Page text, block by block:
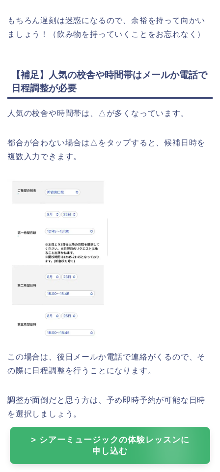
もちろん遅刻は迷惑になるので、余裕を持って向かい
ましょう！（飲み物を持っていくことをお忘れなく）
【補足】人気の校舎や時間帯はメールか電話で
日程調整が必要
人気の校舎や時間帯は、△が多くなっています。
都合が合わない場合は△をタップすると、候補日時を
複数入力できます。
この場合は、後日メールか電話で連絡がくるので、そ
の際に日程調整を行うことになります。
調整が面倒だと思う方は、予め即時予約が可能な日時
を選択しましょう。
> シアーミュージックの体験レッスンに
申し込む